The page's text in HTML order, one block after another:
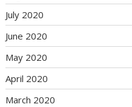
July 2020
June 2020
May 2020
April 2020
March 2020